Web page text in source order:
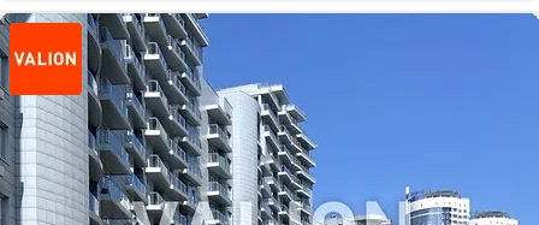
оренди. Мобільно відповім в Viber або телеграм за вказаним номером